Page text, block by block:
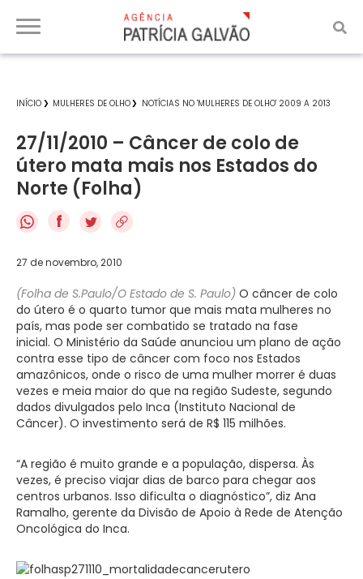
INÍCIO MULHERES DE OLHO NOTÍCIAS NO 'MULHERES DE OLHO' 2009 A 2013
27/11/2010 – Câncer de colo de
útero mata mais nos Estados do
Norte (Folha)
f
27 de novembro, 2010
(Folha de S.Paulo/O Estado de S. Paulo) O câncer de colo
do útero é o quarto tumor que mais mata mulheres no
país, mas pode ser combatido se tratado na fase
inicial. O Ministério da Saúde anunciou um plano de ação
contra esse tipo de câncer com foco nos Estados
amazônicos, onde o risco de uma mulher morrer é duas
vezes e meia maior do que na região Sudeste, segundo
dados divulgados pelo Inca (Instituto Nacional de
Câncer). O investimento será de R$ 115 milhões.
“A região é muito grande e a população, dispersa. Às
vezes, é preciso viajar dias de barco para chegar aos
centros urbanos. Isso dificulta o diagnóstico”, diz Ana
Ramalho, gerente da Divisão de Apoio à Rede de Atenção
Oncológica do Inca.